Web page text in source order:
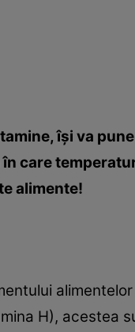
îşi va
care
alimente!
H), acestea